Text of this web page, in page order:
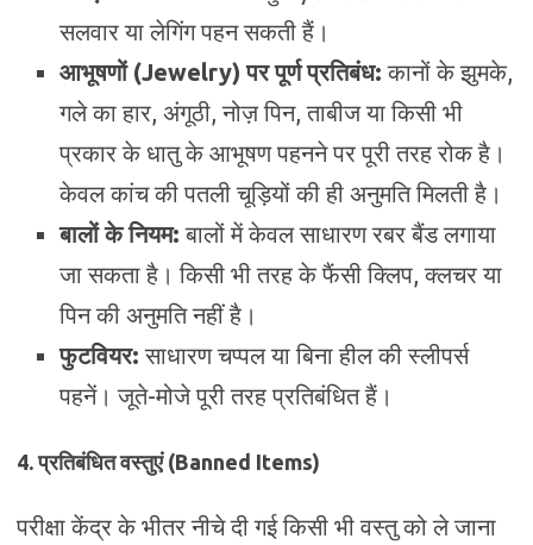
सलवार या लेगिंग पहन सकती हैं।
आभूषणों (Jewelry) पर पूर्ण प्रतिबंध: कानों के झुमके,
गले का हार, अंगूठी, नोज़ पिन, ताबीज या किसी भी
प्रकार के धातु के आभूषण पहनने पर पूरी तरह रोक है।
केवल कांच की पतली चूड़ियों की ही अनुमति मिलती है।
बालों के नियम: बालों में केवल साधारण रबर बैंड लगाया
जा सकता है। किसी भी तरह के फैंसी क्लिप, क्लचर या
पिन की अनुमति नहीं है।
फुटवियर: साधारण चप्पल या बिना हील की स्लीपर्स
पहनें। जूते-मोजे पूरी तरह प्रतिबंधित हैं।
4. प्रतिबंधित वस्तुएं (Banned Items)
परीक्षा केंद्र के भीतर नीचे दी गई किसी भी वस्तु को ले जाना